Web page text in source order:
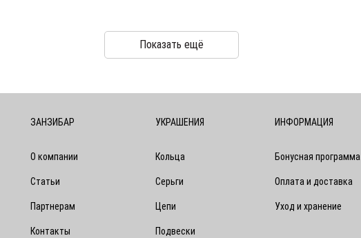
Показать ещё
ЗАНЗИБАР
О компании
Статьи
Партнерам
Контакты
УКРАШЕНИЯ
Кольца
Серьги
Цепи
Подвески
ИНФОРМАЦИЯ
Бонусная программа
Оплата и доставка
Уход и хранение